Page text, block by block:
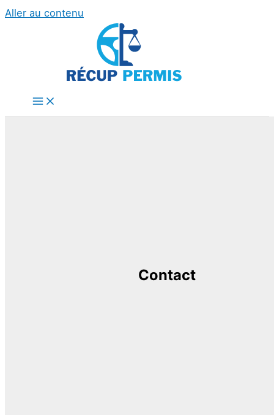
Aller au contenu
Contact